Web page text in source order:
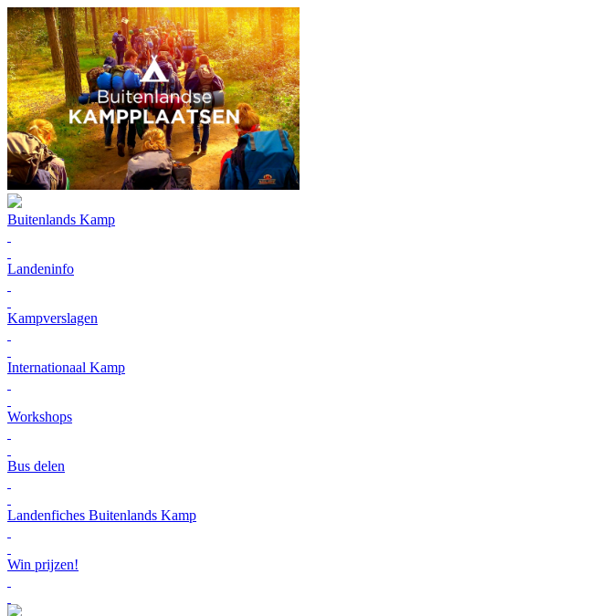
Buitenlands Kamp
Landeninfo
Kampverslagen
Internationaal Kamp
Workshops
Bus delen
Landenfiches Buitenlands Kamp
Win prijzen!